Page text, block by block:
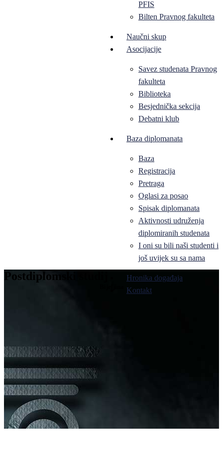
PFIS
Bilten Pravnog fakulteta
Naučni skup
Asocijacije
Savez studenata Pravnog
fakulteta
Biblioteka
Besjednička sekcija
Debatni klub
Baza diplomanata
Baza
Registracija
Pretraga
Oglasi za posao
Spisak diplomanata
Aktivnosti udruženja
diplomiranih studenata
I oni su bili naši studenti i
još uvijek su sa nama
Hronika događaja
Kontakt
Postdiplomski studij